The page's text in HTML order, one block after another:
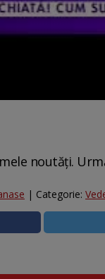
noutăți.
| Categorie: